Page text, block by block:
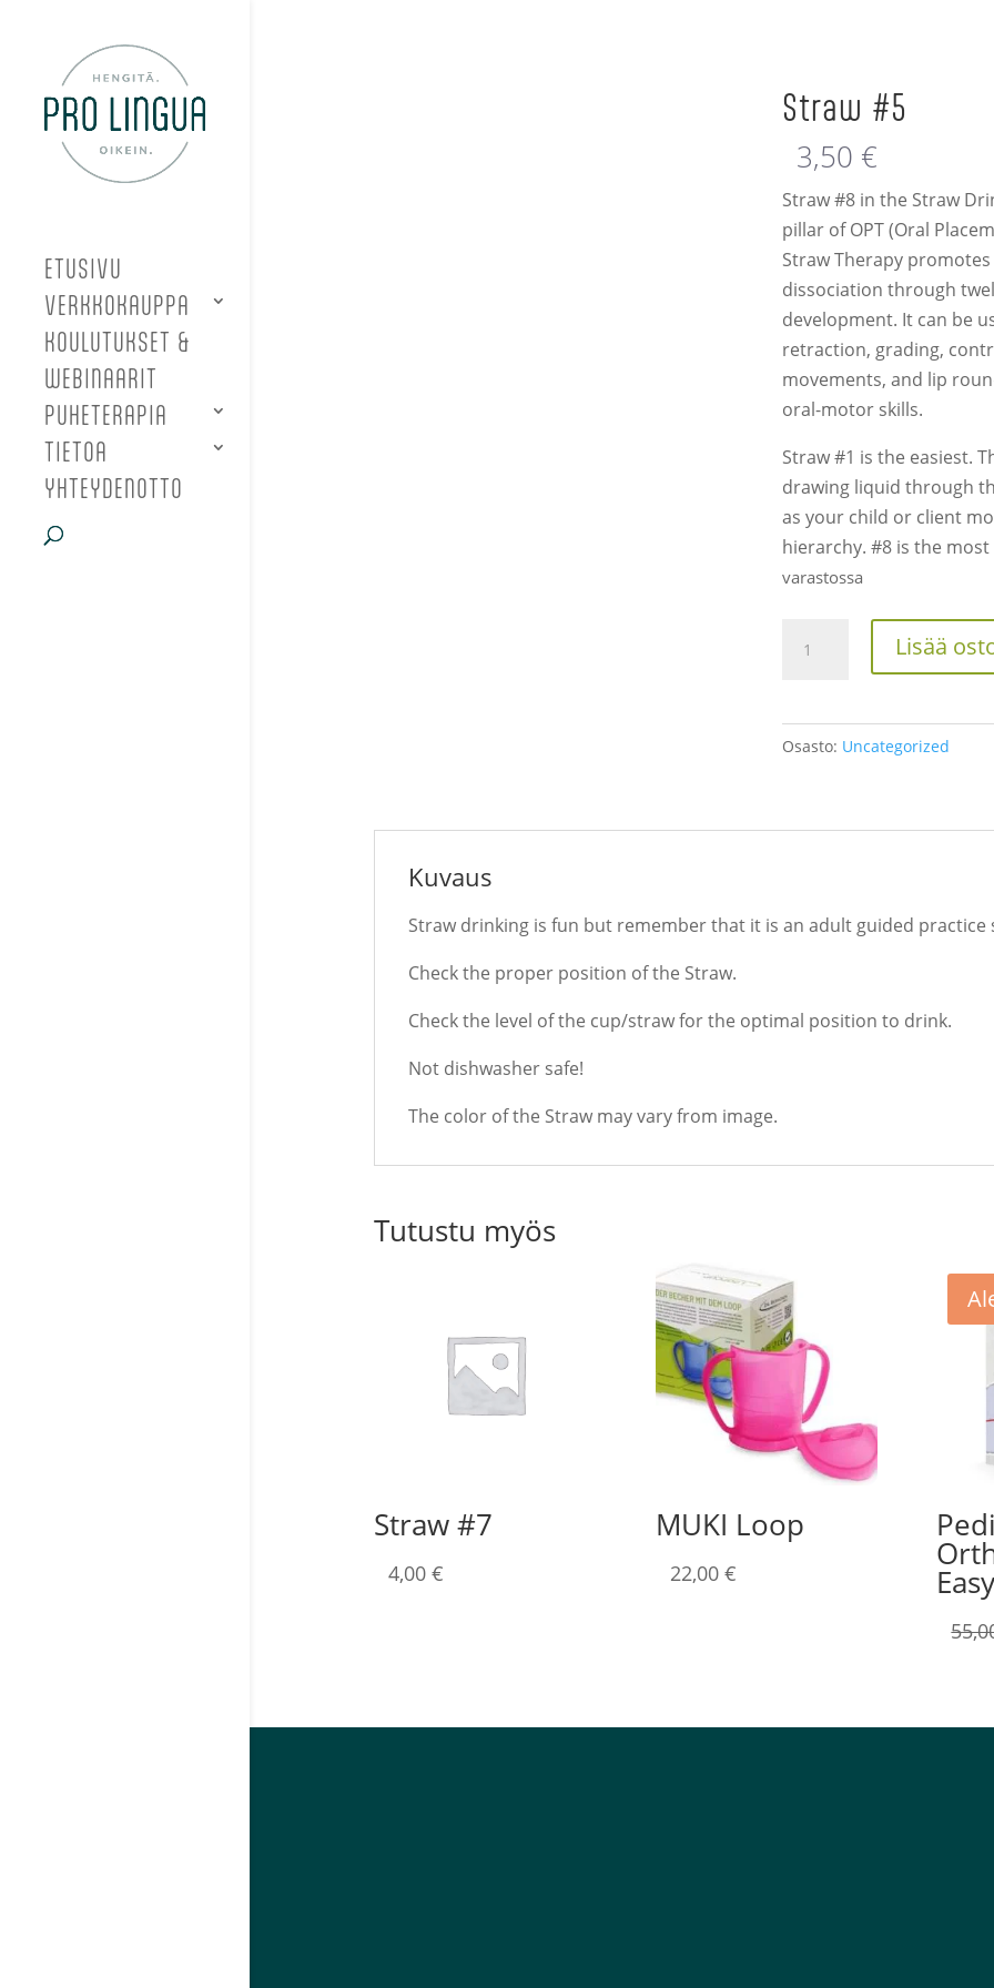
ETUSIVU
VERKKOKAUPPA
KOULUTUKSET &
WEBINAARIT
PUHETERAPIA
TIETOA
YHTEYDENOTTO
Straw #5
3,50 €
Straw #8 in the Straw
pillar of OPT (Oral
Straw Therapy
dissociation through
development. It can be
retraction, grading,
movements, and lip
oral-motor skills.
Straw #1 is the easiest.
drawing liquid through
as your child or client
hierarchy. #8 is the
varastossa
Lisää
Osasto: Uncategorized
Kuvaus
Straw drinking is fun but remember that it is an adult guided practice
Check the proper position of the Straw.
Check the level of the cup/straw for the optimal position to drink.
Not dishwasher safe!
The color of the Straw may vary from image.
Tutustu myös
Straw #7
4,00 €
MUKI Loop
22,00 €